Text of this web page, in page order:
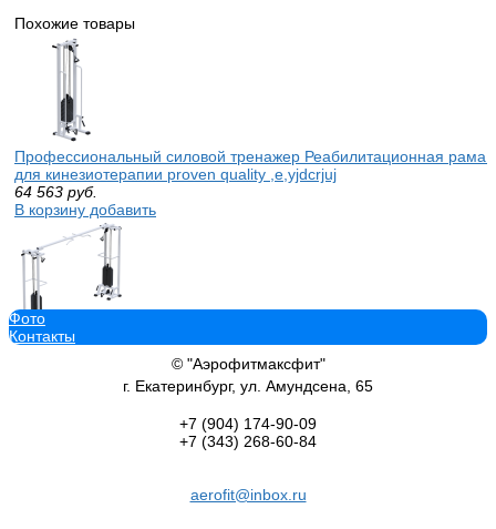
Похожие товары
Профессиональный силовой тренажер Реабилитационная рама
для кинезиотерапии proven quality ,e,yjdcrjuj
64 563 руб.
В корзину добавить
Кроссовер на базе многофункциональной рамы тренажер
В корзину добавить
Фото
Контакты
© "Аэрофитмаксфит"
г. Екатеринбург, ул. Амундсена, 65
+7 (904) 174-90-09
+7 (343) 268-60-84
aerofit@inbox.ru